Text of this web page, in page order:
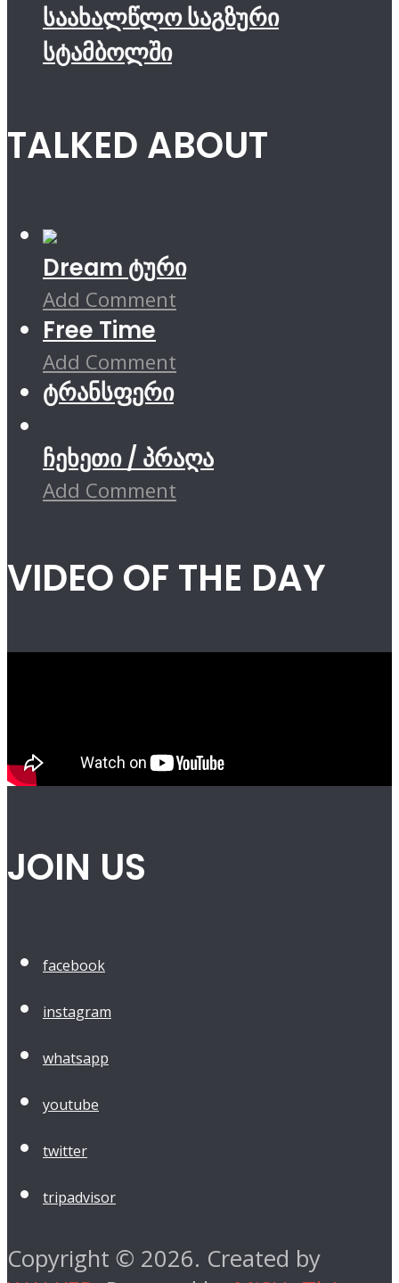
საახალწლო საგზური
სტამბოლში
TALKED ABOUT
Dream ტური
Add Comment
Free Time
Add Comment
ტრანსფერი
ჩეხეთი / პრაღა
Add Comment
VIDEO OF THE DAY
JOIN US
facebook
instagram
whatsapp
youtube
twitter
tripadvisor
Copyright © 2026. Created by